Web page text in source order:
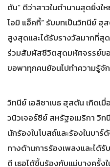
ตัน” ดีว่าสาวในตำนานสุดยิ่ง
โอมิ แอ็คกี้” รับบทเป็นวิทนีย์
สูงสุดและได้รับรางวัลมากที่สุ
ร่วมสัมผัสชีวิตสุดมหัศจรรย์ข
ขอพาทุกคนย้อนไปทำความรู้
วิทนีย์ เอลิ​ซาเบธ ฮุสตัน เกิดเ
วนิวเจอร์ซีย์ สหรัฐอเมริกา วิ
นักร้องในโบสถ์และร้องในบา
ทางด้านการร้องเพลงและได้
ดี เธอได้ขึ้นร้องกับแม่บางครั้ง